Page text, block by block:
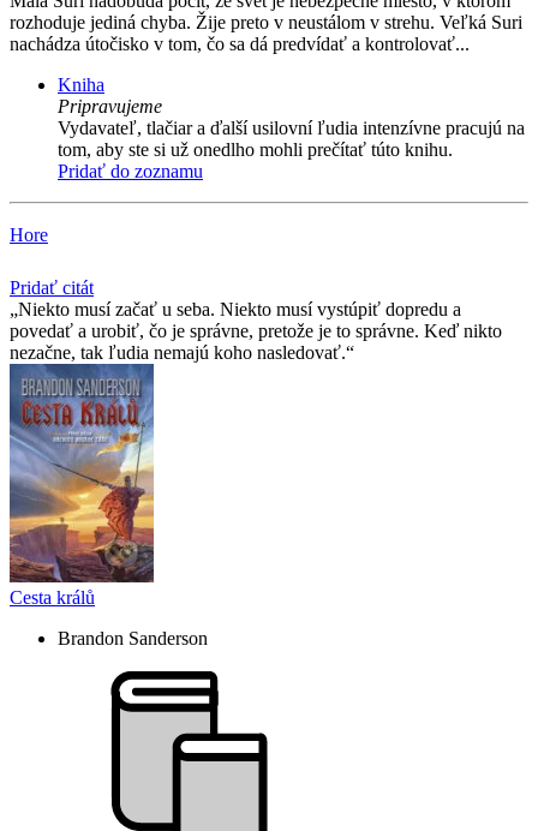
rozhoduje jediná chyba. Žije preto v neustálom v strehu. Veľká Suri
nachádza útočisko v tom, čo sa dá predvídať a kontrolovať...
Kniha
Pripravujeme
Vydavateľ, tlačiar a ďalší usilovní ľudia intenzívne pracujú na
tom, aby ste si už onedlho mohli prečítať túto knihu.
Pridať do zoznamu
Hore
Pridať citát
Niekto musí začať u seba. Niekto musí vystúpiť dopredu a
povedať a urobiť, čo je správne, pretože je to správne. Keď nikto
nezačne, tak ľudia nemajú koho nasledovať.
Cesta králů
Brandon Sanderson